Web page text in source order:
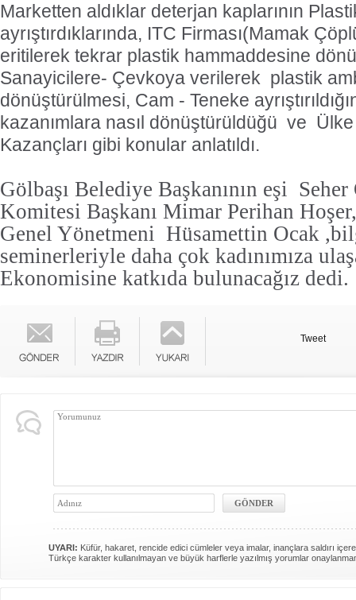
Marketten aldıklar deterjan kaplarının
ayrıştırdıklarında, ITC Firması(Mamak
eritilerek tekrar plastik hammaddesine
Sanayicilere- Çevkoya verilerek plastik
dönüştürülmesi, Cam - Teneke
kazanımlara nasıl dönüştürüldüğü ve
Kazançları gibi konular anlatıldı.
Gölbaşı Belediye Başkanının eşi Seher
Komitesi Başkanı Mimar Perihan
Genel Yönetmeni Hüsamettin Ocak
seminerleriyle daha çok kadınımıza
Ekonomisine katkıda bulunacağız dedi.
Tweet
UYARI: Küfür, hakaret, rencide edici cümleler veya imalar, inançlara saldırı
Türkçe karakter kullanılmayan ve büyük harflerle yazılmış yorumlar